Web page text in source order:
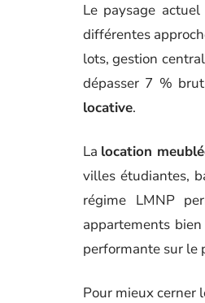
Le paysage actuel
différentes
lots, gestion
dépasser 7 %
locative.
La location
villes étudiantes,
régime LMNP
appartements
performante sur le
Pour mieux cerner